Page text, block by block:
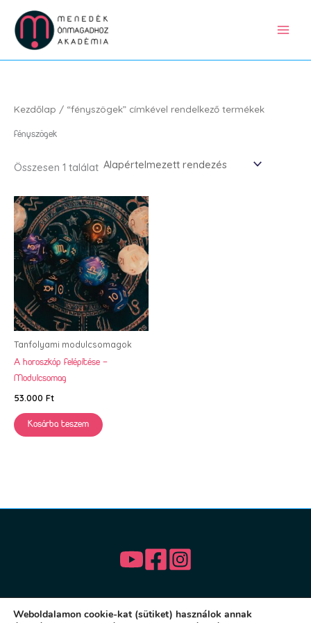
content
Kezdőlap / “fényszögek” címkével rendelkező termékek
fényszögek
Összesen 1 találat
Tanfolyami modulcsomagok
A horoszkóp felépítése –
Modulcsomag
53.000 Ft
Kosárba teszem
Weboldalamon cookie-kat (sütiket) használok annak